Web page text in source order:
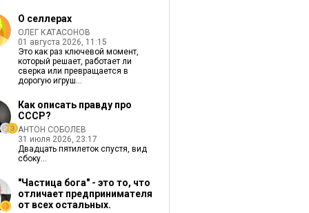
О селлерах
ОЛЕГ КАТАСОНОВ
01 августа 2026, 11:15
Это как раз ключевой момент,
который решает, работает ли
сверка или превращается в
дорогую игруш...
Как описать правду про
СССР?
АНТОН СОБОЛЕВ
31 июля 2026, 23:17
Двадцать пятилеток спустя, вид
сбоку...
"Частица бога" - это то, что
отличает предпринимателя
от всех остальных.